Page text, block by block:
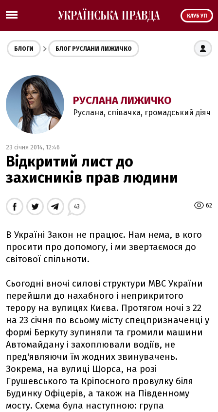
КЛУБ УП
БЛОГИ БЛОГ РУСЛАНИ ЛИЖИЧКО
РУСЛАНА ЛИЖИЧКО
Руслана, співачка, громадський діяч
23 січня 2014, 12:46
Відкритий лист до
захисників прав людини
62
43
В Україні Закон не працює. Нам нема, в кого
просити про допомогу, і ми звертаємося до
світової спільноти.
Сьогодні вночі силові структури МВС України
перейшли до нахабного і неприкритого
терору на вулицях Києва. Протягом ночі з 22
на 23 січня по всьому місту спецпризначенці у
формі Беркуту зупиняли та громили машини
Автомайдану і захоплювали водіїв, не
пред'являючи їм жодних звинувачень.
Зокрема, на вулиці Щорса, на розі
Грушевського та Кріпосного провулку біля
Будинку Офіцерів, а також на Південному
мосту. Схема була наступною: група